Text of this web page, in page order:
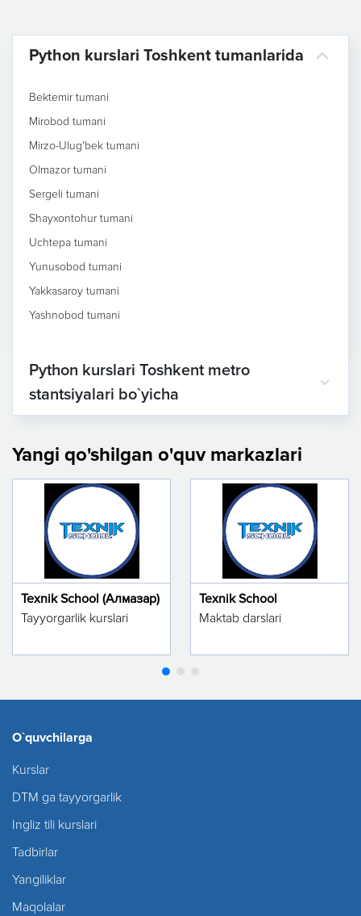
Python kurslari Toshkent tumanlarida
Bektemir tumani
Mirobod tumani
Mirzo-Ulug'bek tumani
Olmazor tumani
Sergeli tumani
Shayxontohur tumani
Uchtepa tumani
Yunusobod tumani
Yakkasaroy tumani
Yashnobod tumani
Python kurslari Toshkent metro
stantsiyalari bo`yicha
Yangi qo'shilgan o'quv markazlari
Texnik School (Алмазар)
Tayyorgarlik kurslari
Texnik School
Maktab darslari
O`quvchilarga
Kurslar
DTM ga tayyorgarlik
Ingliz tili kurslari
Tadbirlar
Yangiliklar
Maqolalar